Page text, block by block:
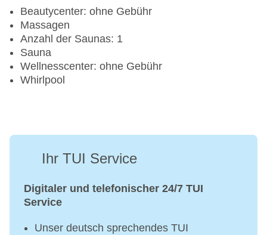
Beautycenter: ohne Gebühr
Massagen
Anzahl der Saunas: 1
Sauna
Wellnesscenter: ohne Gebühr
Whirlpool
Ihr TUI Service
Digitaler und telefonischer 24/7 TUI
Service
Unser deutsch sprechendes TUI